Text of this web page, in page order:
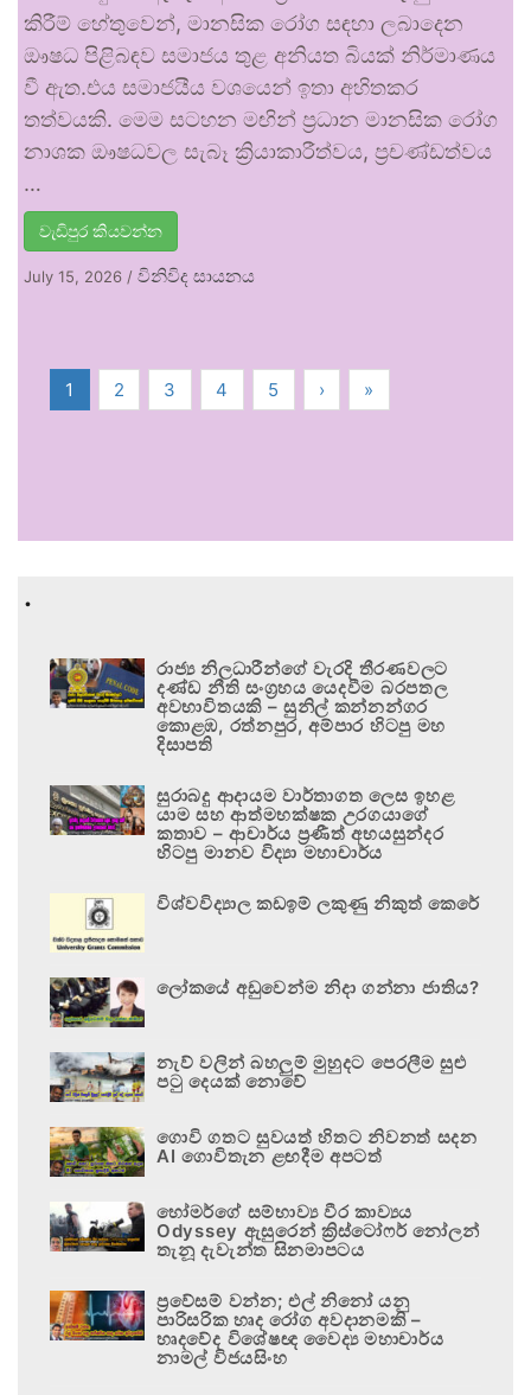
කිරීම් හේතුවෙන්, මානසික රෝග සඳහා ලබාදෙන
ඖෂධ පිළිබඳව සමාජය තුළ අනියත බියක් නිර්මාණය
වී ඇත.එය සමාජයීය වශයෙන් ඉතා අහිතකර
තත්වයකි. මෙම සටහන මඟින් ප්‍රධාන මානසික රෝග
නාශක ඖෂධවල සැබෑ ක්‍රියාකාරීත්වය, ප්‍රචණ්ඩත්වය
…
වැඩිපුර කියවන්න
July 15, 2026 / විනිවිද සායනය
1 2 3 4 5 › »
.
රාජ්‍ය නිලධාරීන්ගේ වැරදි තීරණවලට
දණ්ඩ නීති සංග්‍රහය යෙදවීම බරපතල
අවභාවිතයකි – සුනිල් කන්නන්ගර
කොළඹ, රත්නපුර, අම්පාර හිටපු මහ
දිසාපති
සුරාබදු ආදායම වාර්තාගත ලෙස ඉහළ
යාම සහ ආත්මභක්ෂක උරගයාගේ
කතාව – ආචාර්ය ප්‍රණීත් අභයසුන්දර
හිටපු මානව විද්‍යා මහාචාර්ය
විශ්වවිද්‍යාල කඩඉම් ලකුණු නිකුත් කෙරේ
ලෝකයේ අඩුවෙන්ම නිදා ගන්නා ජාතිය?
නැව් වලින් බහලුම් මුහුදට පෙරලීම සුළු
පටු දෙයක් නොවේ
ගොවි ගතට සුවයත් හිතට නිවනත් සදන
AI ගොවිතැන ළඟදීම අපටත්
හෝමර්ගේ සම්භාව්‍ය වීර කාව්‍යය
Odyssey ඇසුරෙන් ක්‍රිස්ටෝෆර් නෝලන්
තැනූ දැවැන්ත සිනමාපටය
ප්‍රවේසම් වන්න; එල් නිනෝ යනු
පාරිසරික හෘද රෝග අවදානමකි –
හෘදවේද විශේෂඥ වෛද්‍ය මහාචාර්ය
නාමල් විජයසිංහ